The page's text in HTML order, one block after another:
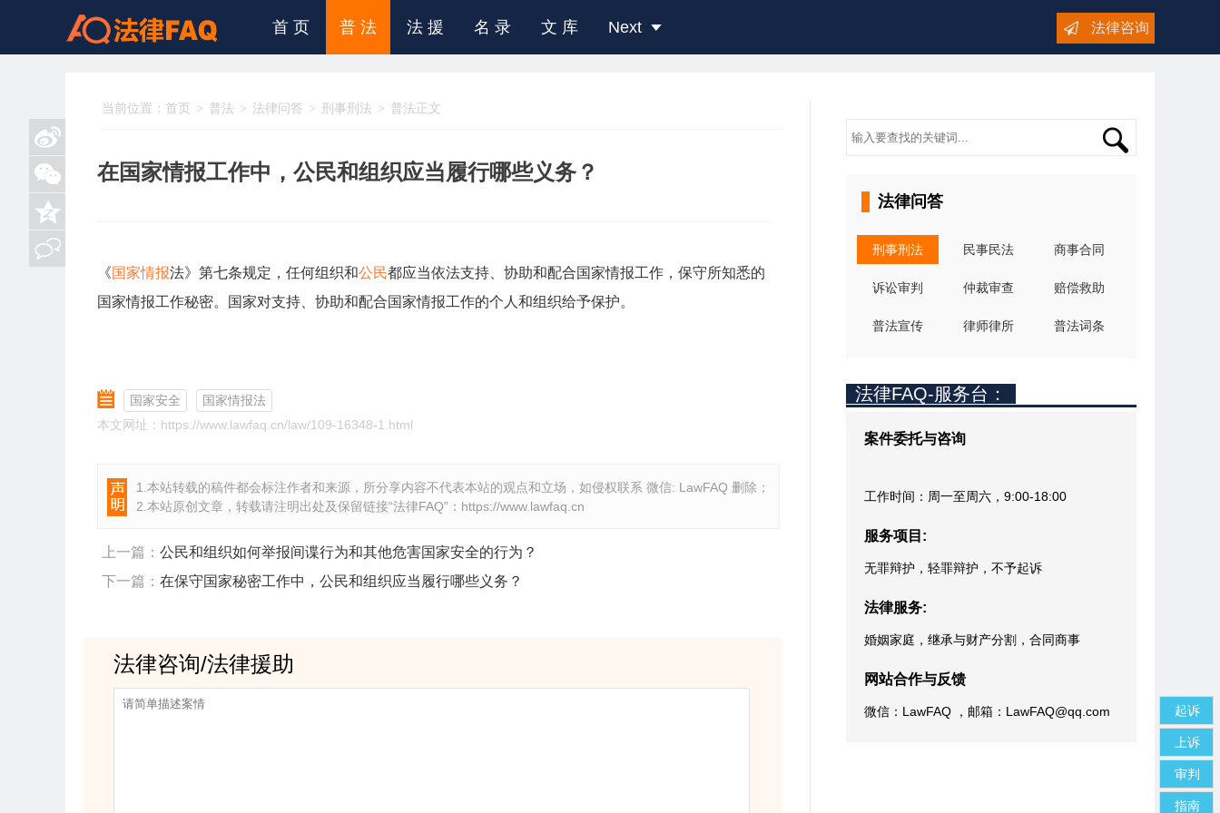
首 页 普 法 法 援 名 录 文 库 Next 法律咨询
当前位置： 首页 普法 法律问答 刑事刑法 普法正文
在国家情报工作中，公民和组织应当履行哪些义务？
《国家情报法》第七条规定，任何组织和公民都应当依法支持、协助和配合国家情报工作，保守所知悉的
国家情报工作秘密。国家对支持、协助和配合国家情报工作的个人和组织给予保护。
国家安全
国家情报法
本文网址：https://www.lawfaq.cn/law/109-16348-1.html
1.本站转载的稿件都会标注作者和来源，所分享内容不代表本站的观点和立场，如侵权联系 微信: LawFAQ 删除；
2.本站原创文章，转载请注明出处及保留链接“法律FAQ”： https://www.lawfaq.cn
上一篇： 公民和组织如何举报间谍行为和其他危害国家安全的行为？
下一篇： 在保守国家秘密工作中，公民和组织应当履行哪些义务？
法律咨询/法律援助
法律问答
刑事刑法 民事民法 商事合同
诉讼审判 仲裁审查 赔偿救助
普法宣传 律师律所 普法词条
法律FAQ-服务台：
案件委托与咨询
工作时间：周一至周六，9:00-18:00
服务项目:
无罪辩护，轻罪辩护，不予起诉
法律服务:
婚姻家庭，继承与财产分割，合同商事
网站合作与反馈
微信：LawFAQ ，邮箱：LawFAQ@qq.com 起诉
上诉
审判
指南